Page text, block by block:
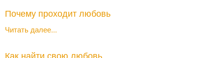
Почему проходит любовь
Читать далее...
Как найти свою любовь